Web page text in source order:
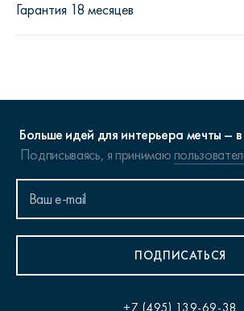
Гарантия 18 месяцев
Больше идей для интерьера мечты –
Подписываясь, я принимаю
ПОДПИСАТЬСЯ
+7 (495) 139-69-38